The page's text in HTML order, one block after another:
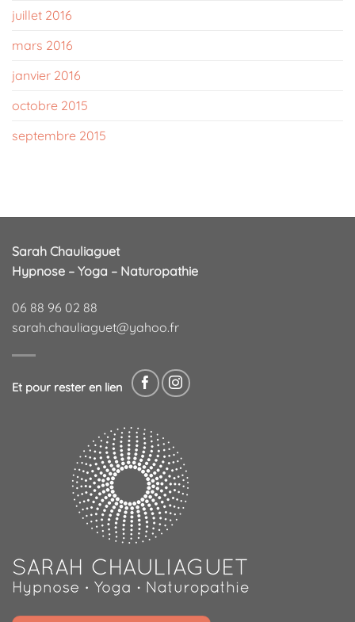
juillet 2016
mars 2016
janvier 2016
octobre 2015
septembre 2015
Sarah Chauliaguet
Hypnose – Yoga – Naturopathie
06 88 96 02 88
sarah.chauliaguet@yahoo.fr
Et pour rester en lien